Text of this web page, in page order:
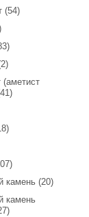
(54)
(аметист
камень (20)
камень